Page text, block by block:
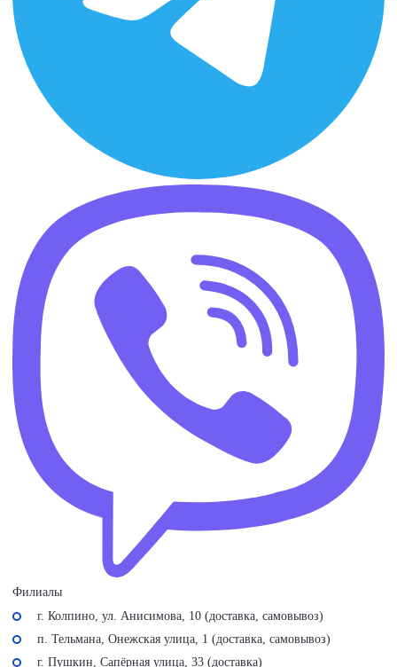
Филиалы
г. Колпино, ул. Анисимова, 10 (доставка, самовывоз)
п. Тельмана, Онежская улица, 1 (доставка, самовывоз)
г. Пушкин, Сапёрная улица, 33 (доставка)